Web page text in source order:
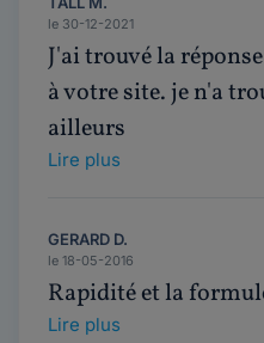
le 30-12-2021
J'ai trouvé la
à votre site. je n'a
ailleurs
Lire plus
GERARD D.
le 18-05-2016
Rapidité et la
Lire plus